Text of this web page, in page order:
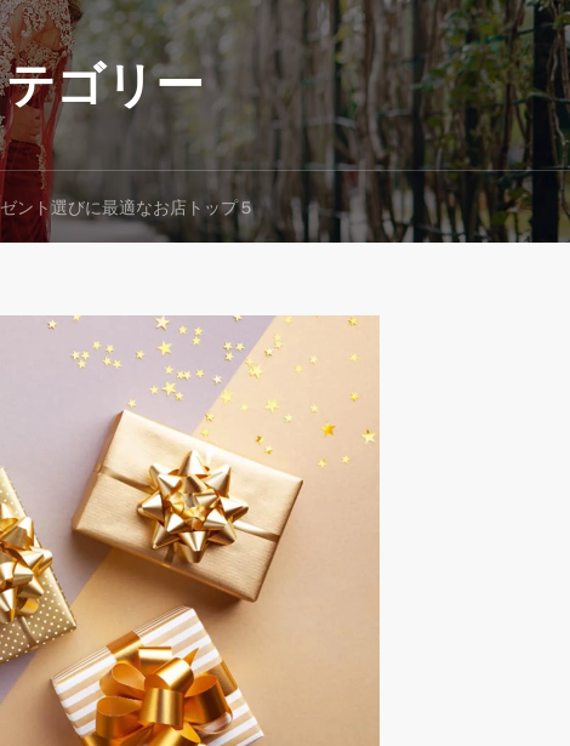
ゴリー
ント選びに最適なお店トップ５